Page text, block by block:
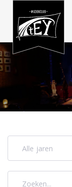
Alle jaren